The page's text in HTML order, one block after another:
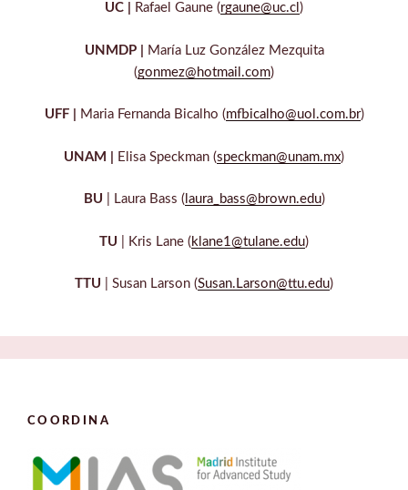
UC | Rafael Gaune (rgaune@uc.cl )
UNMDP |
María Luz González Mezquita
(gonmez@hotmail.com)
UFF Maria Fernanda Bicalho (mfbicalho@uol.com.br)
UNAM | Elisa Speckman (speckman@unam.mx)
BU | Laura Bass ( laura_bass@brown.edu)
TU | Kris Lane ( klane1@tulane.edu)
TTU | Susan Larson (Susan.Larson@ttu.edu)
COORDINA